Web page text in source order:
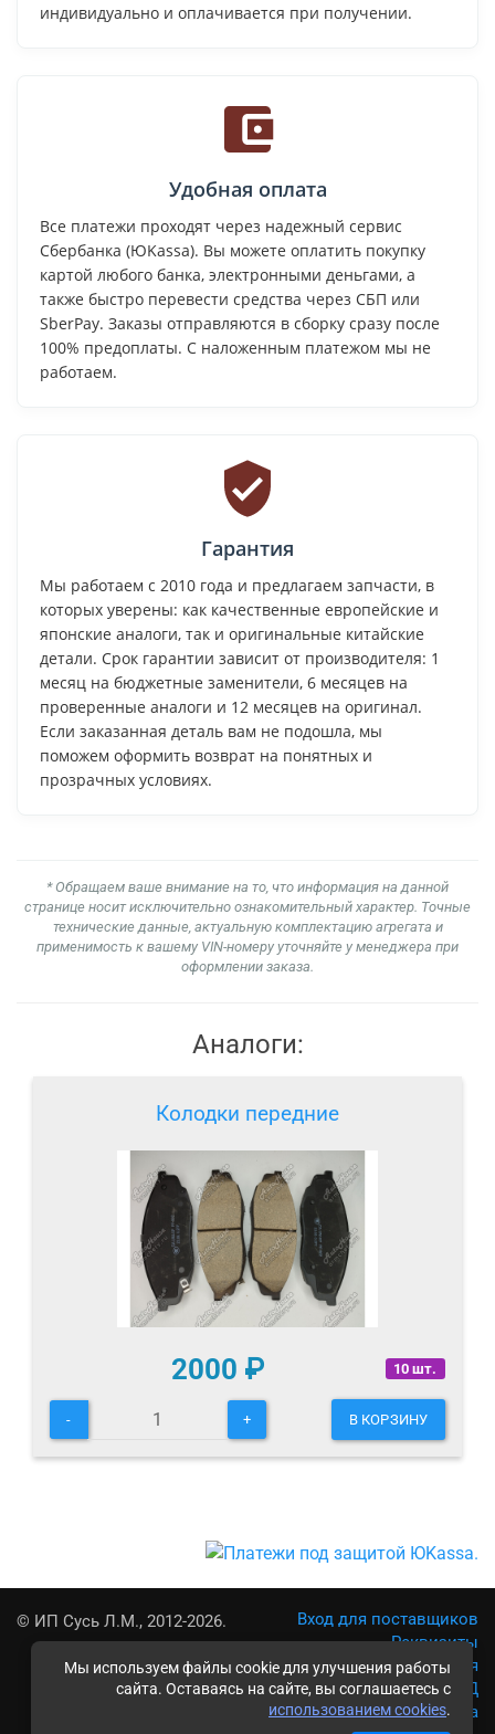
Мы используем файлы cookie для улучшения работы
сайта. Оставаясь на сайте, вы соглашаетесь с
использованием cookies.
индивидуально и оплачивается при получении.
Удобная оплата
Все платежи проходят через надежный сервис
Сбербанка (ЮKassa). Вы можете оплатить покупку
картой любого банка, электронными деньгами, а
также быстро перевести средства через СБП или
SberPay. Заказы отправляются в сборку сразу после
100% предоплаты. С наложенным платежом мы не
работаем.
Гарантия
Мы работаем с 2010 года и предлагаем запчасти, в
которых уверены: как качественные европейские и
японские аналоги, так и оригинальные китайские
детали. Срок гарантии зависит от производителя: 1
месяц на бюджетные заменители, 6 месяцев на
проверенные аналоги и 12 месяцев на оригинал.
Если заказанная деталь вам не подошла, мы
поможем оформить возврат на понятных и
прозрачных условиях.
* Обращаем ваше внимание на то, что информация на данной
странице носит исключительно ознакомительный характер. Точные
технические данные, актуальную комплектацию агрегата и
применимость к вашему VIN-номеру уточняйте у менеджера при
оформлении заказа.
Аналоги:
Колодки передние
10 шт.
2000 ₽
- + В КОРЗИНУ
© ИП Сусь Л.М., 2012-2026.
Вход для поставщиков
Реквизиты
Условия использования
Политика обработки ПД
Карта сайта